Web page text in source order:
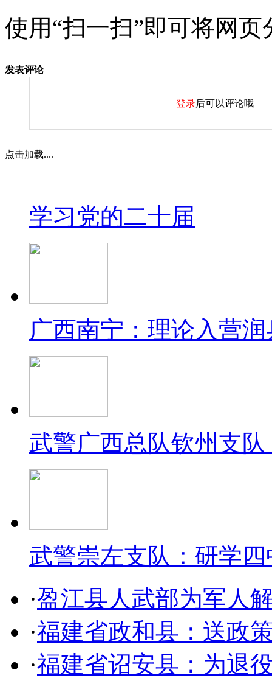
使用“扫一扫”即可将网
发表评论
登录后可以评论哦
点击加载....
学习党的二十届
广西南宁：理论入营
武警广西总队钦州支
武警崇左支队：研学
·盈江县人武部为军人
·福建省政和县：送政
·福建省诏安县：为退